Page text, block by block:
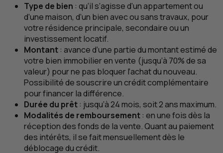
Type de bien : qu’il s’agisse d’un appartement ou
d’une maison, d’un bien avec ou sans travaux, pour
votre résidence principale, secondaire ou un
investissement locatif.
Montant: avance d’une partie du montant estimé de
votre bien immobilier en vente (jusqu’à 70% de sa
valeur) pour ne pas bloquer l’achat du nouveau.
Possibilité de souscrire un crédit complémentaire
pour financer la différence.
Durée du prêt: jusqu’à 24 mois, soit 2 ans maximum.
Modalités de remboursement: en une fois dès la
réception des fonds de la vente. Quant au paiement
des intérêts, il se fait mensuellement dès le
déblocage du crédit.